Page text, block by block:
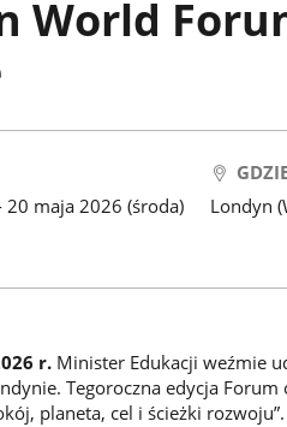
World
maja 2026 (środa)
Londyn
r.Minister Edukacji weźmie
Tegoroczna edycja Forum
planeta, cel i ścieżki rozwoju”.